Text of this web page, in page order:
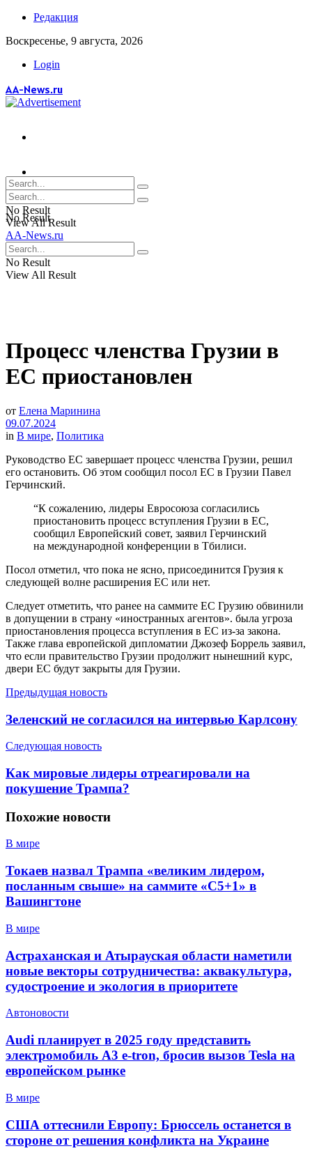
Редакция
Воскресенье, 9 августа, 2026
Login
AA-News.ru
No Result
View All Result
No Result
View All Result
AA-News.ru
No Result
View All Result
Процесс членства Грузии в
ЕС приостановлен
от Елена Маринина
09.07.2024
in В мире, Политика
Руководство ЕС завершает процесс членства Грузии, решил
его остановить. Об этом сообщил посол ЕС в Грузии Павел
Герчинский.
“К сожалению, лидеры Евросоюза согласились
приостановить процесс вступления Грузии в ЕС,
сообщил Европейский совет, заявил Герчинский
на международной конференции в Тбилиси.
Посол отметил, что пока не ясно, присоединится Грузия к
следующей волне расширения ЕС или нет.
Следует отметить, что ранее на саммите ЕС Грузию обвинили
в допущении в страну «иностранных агентов». была угроза
приостановления процесса вступления в ЕС из-за закона.
Также глава европейской дипломатии Джозеф Боррель заявил,
что если правительство Грузии продолжит нынешний курс,
двери ЕС будут закрыты для Грузии.
Предыдущая новость
Зеленский не согласился на интервью Карлсону
Следующая новость
Как мировые лидеры отреагировали на
покушение Трампа?
Похожие новости
В мире
Токаев назвал Трампа «великим лидером,
посланным свыше» на саммите «C5+1» в
Вашингтоне
В мире
Астраханская и Атырауская области наметили
новые векторы сотрудничества: аквакультура,
судостроение и экология в приоритете
Автоновости
Audi планирует в 2025 году представить
электромобиль A3 e-tron, бросив вызов Tesla на
европейском рынке
В мире
США оттеснили Европу: Брюссель останется в
стороне от решения конфликта на Украине